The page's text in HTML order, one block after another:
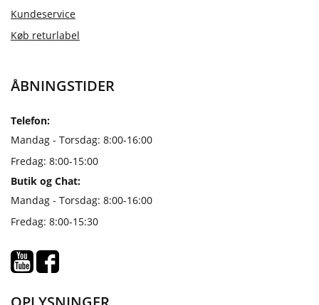
Kundeservice
Køb returlabel
ÅBNINGSTIDER
Telefon:
Mandag - Torsdag: 8:00-16:00
Fredag: 8:00-15:00
Butik og Chat:
Mandag - Torsdag: 8:00-16:00
Fredag: 8:00-15:30